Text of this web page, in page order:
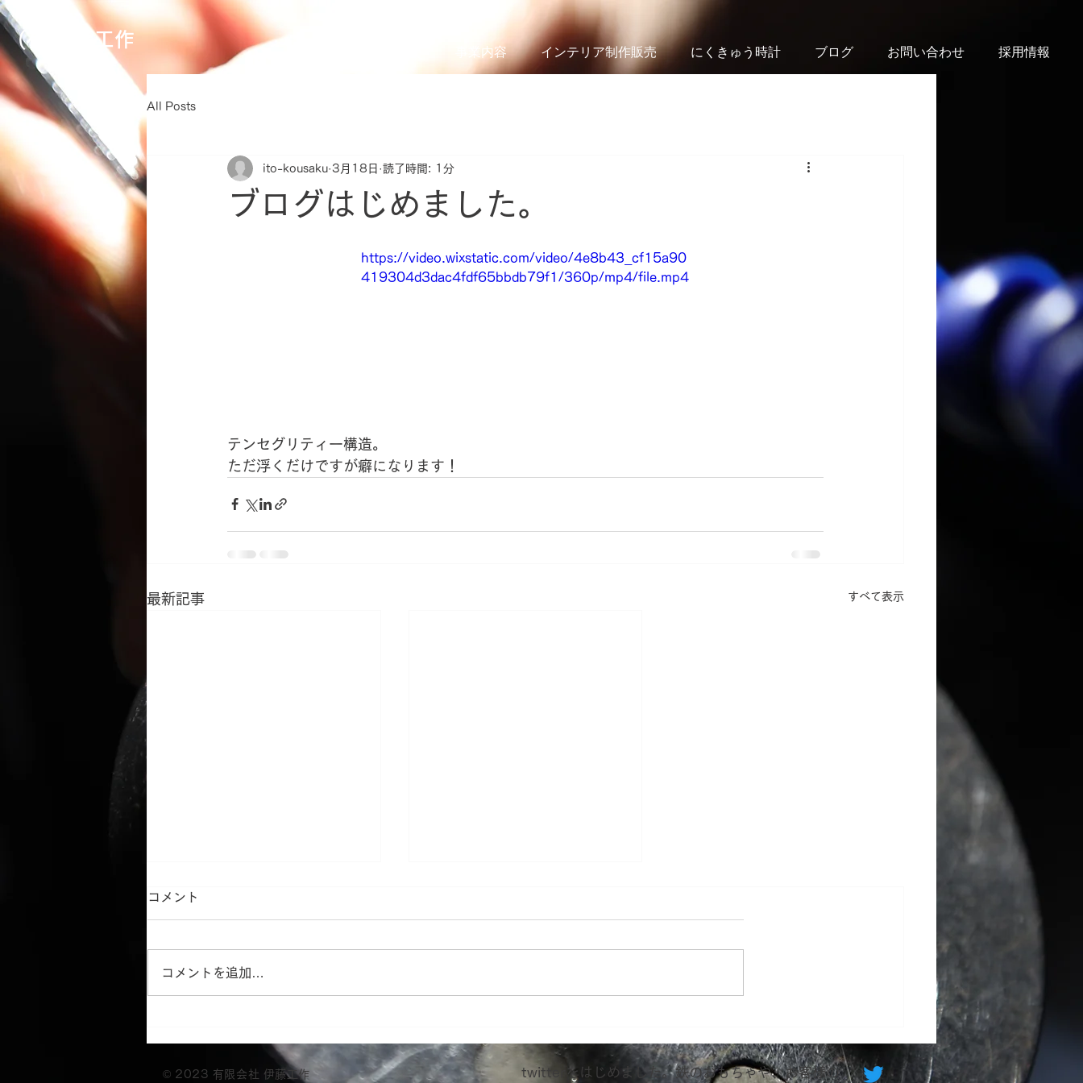
(有)伊藤工作
事業内容 インテリア制作販売 にくきゅう時計 ブログ お問い合わせ 採用情報
All Posts
ブログはじめました。
ito-kousaku 3月18日 読了時間: 1分
https://video.wixstatic.com/video/4e8b43_cf15a90
419304d3dac4fdf65bbdb79f1/360p/mp4/file.mp4
テンセグリティー構造。
ただ浮くだけですが癖になります！
最新記事 すべて表示
おはようございます。 おはようございます。
コメント
コメントを追加…
© 2023 有限会社 伊藤工作 twitterをはじめました。鉄のおもちゃや、お客様の